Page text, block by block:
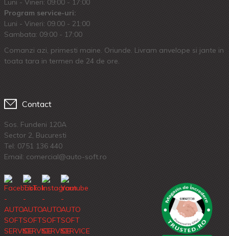
Luni - Vineri: 09:00 - 17:00
Program service-uri:
Luni - Vineri: 09.00 - 21:00
Sambata: 09:00 - 17:00
Comanzi azi, primesti maine. Oriunde. Livram anvelope si jante in
toata tara in termen de 24 de ore.
Contact
Sos. Fundeni 120A
Sector 2, Bucuresti
Tel: 0751 136 440
Email: comercial@auto-soft.ro